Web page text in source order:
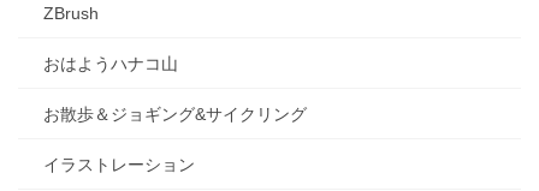
ZBrush
おはようハナコ山
お散歩＆ジョギング&サイクリング
イラストレーション